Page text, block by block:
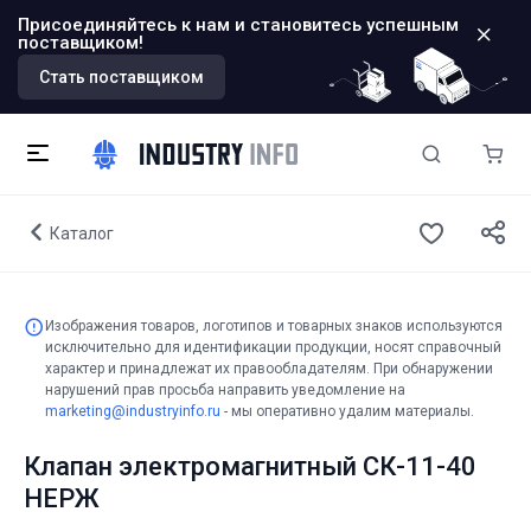
Присоединяйтесь к нам и становитесь успешным
поставщиком!
Стать поставщиком
Каталог
Изображения товаров, логотипов и товарных знаков используются
исключительно для идентификации продукции, носят справочный
характер и принадлежат их правообладателям. При обнаружении
нарушений прав просьба направить уведомление на
marketing@industryinfo.ru - мы оперативно удалим материалы.
Клапан электромагнитный СК-11-40
НЕРЖ